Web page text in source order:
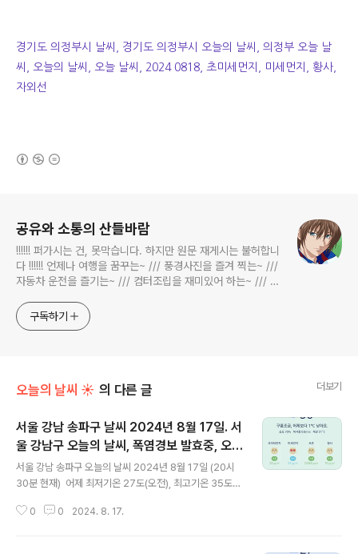
경기도 의정부시 날씨, 경기도 의정부시 오늘의 날씨, 의정부 오늘 날
씨, 오늘의 날씨, 오늘 날씨, 2024 0818, 초미세먼지, 미세먼지, 황사,
자외선
공유와 소통의 산들바람
!!!!!! 퍼가시는 건, 못막습니다. 하지만 원문 재게시는 불허합니
다 !!!!!! 언제나 여행을 꿈꾸는~ /// 풍경사진을 즐겨 찍는~ ///
자동차 운전을 즐기는~ /// 컴터조립을 재미있어 하는~ /// 고
식하는 미드가 있는~ /// 사회적 이슈에 발언하는~ 不老巨
구독하기
오늘의 날씨 ☀ 의 다른 글 더보기
서울 강남 송파구 날씨 2024년 8월 17일. 서
울 강남구 오늘의 날씨, 폭염경보 발효중, 오늘
날씨, 2024 0817, 초미세먼지, 미세먼지, 황
사, 자외선
서울 강남 송파구 오늘의 날씨 2024년 8월 17일 (20시
30분 현재) 어제 최저기온 27도(오전), 최고기온 35도
제보다 1도 높은 최저기온이고 어제와 같은 최고기온입니
0 0 2024. 8. 17.